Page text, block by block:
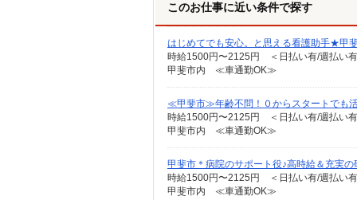
このお仕事に近い条件で探す
はじめてでも安心。と思える看護助手★甲
時給1500円〜2125円 ＜日払い有/週払い
甲斐市内 ≪車通勤OK≫
≪甲斐市≫年齢不問！０からスタートでも
時給1500円〜2125円 ＜日払い有/週払い
甲斐市内 ≪車通勤OK≫
甲斐市＊病院のサポート役♪高時給＆充実
時給1500円〜2125円 ＜日払い有/週払い
甲斐市内 ≪車通勤OK≫